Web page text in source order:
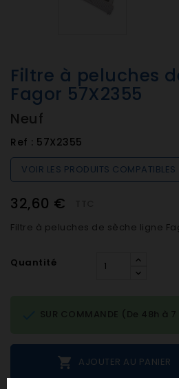
Filtre à peluches
Fagor 57X2355
Neuf
Ref : 57X2355
VOIR LES PRODUITS COMPATIBLES
32,60 €
Filtre à peluches de sèche ligne
Quantité
 AJOUTER AU PANIER
SUR COMMANDE (De 48h à